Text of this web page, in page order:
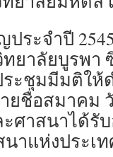
ะจำปี
ยาลัยบูรพา
ะชุมมีมติให้
ยชื่อสมาคม
ศาสนาได้รั
าแห่งประเ